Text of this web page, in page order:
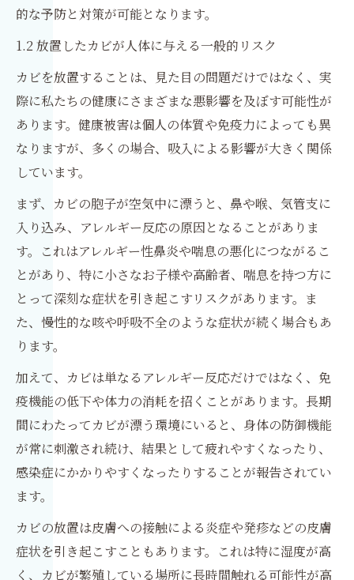
的な予防と対策が可能となります。
1.2 放置したカビが人体に与える一般的リスク
カビを放置することは、見た目の問題だけではなく、実
際に私たちの健康にさまざまな悪影響を及ぼす可能性が
あります。健康被害は個人の体質や免疫力によっても異
なりますが、多くの場合、吸入による影響が大きく関係
しています。
まず、カビの胞子が空気中に漂うと、鼻や喉、気管支に
入り込み、アレルギー反応の原因となることがありま
す。これはアレルギー性鼻炎や喘息の悪化につながるこ
とがあり、特に小さなお子様や高齢者、喘息を持つ方に
とって深刻な症状を引き起こすリスクがあります。ま
た、慢性的な咳や呼吸不全のような症状が続く場合もあ
ります。
加えて、カビは単なるアレルギー反応だけではなく、免
疫機能の低下や体力の消耗を招くことがあります。長期
間にわたってカビが漂う環境にいると、身体の防御機能
が常に刺激され続け、結果として疲れやすくなったり、
感染症にかかりやすくなったりすることが報告されてい
ます。
カビの放置は皮膚への接触による炎症や発疹などの皮膚
症状を引き起こすこともあります。これは特に湿度が高
く、カビが繁殖している場所に長時間触れる可能性が高